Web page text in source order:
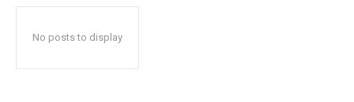
No posts to display